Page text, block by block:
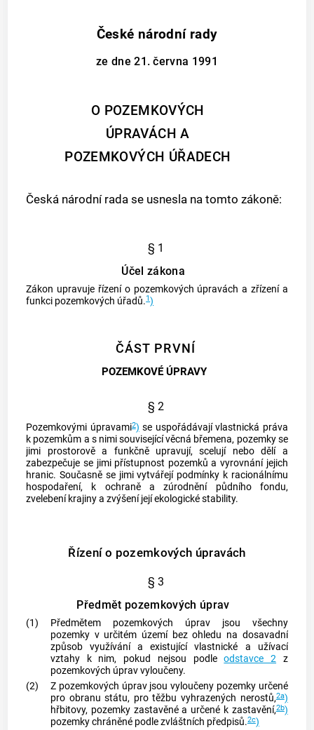
České národní rady
ze dne 21. června 1991
O POZEMKOVÝCH
ÚPRAVÁCH A
POZEMKOVÝCH ÚŘADECH
Česká národní rada se usnesla na tomto zákoně:
§ 1
Účel zákona
Zákon upravuje řízení o pozemkových úpravách a zřízení a
funkci pozemkových úřadů.1)
ČÁST PRVNÍ
POZEMKOVÉ ÚPRAVY
§ 2
Pozemkovými úpravami2) se uspořádávají vlastnická práva
k pozemkům a s nimi související věcná břemena, pozemky se
jimi prostorově a funkčně upravují, scelují nebo dělí a
zabezpečuje se jimi přístupnost pozemků a vyrovnání jejich
hranic. Současně se jimi vytvářejí podmínky k racionálnímu
hospodaření, k ochraně a zúrodnění půdního fondu,
zvelebení krajiny a zvýšení její ekologické stability.
Řízení o pozemkových úpravách
§ 3
Předmět pozemkových úprav
(1)
Předmětem pozemkových úprav jsou všechny
pozemky v určitém území bez ohledu na dosavadní
způsob využívání a existující vlastnické a užívací
vztahy k nim, pokud nejsou podleodstavce 2 z
pozemkových úprav vyloučeny.
(2)
Z pozemkových úprav jsou vyloučeny pozemky určené
pro obranu státu, pro těžbu vyhrazených nerostů,2a)
hřbitovy, pozemky zastavěné a určené k zastavění,2b)
pozemky chráněné podle zvláštních předpisů.2c)